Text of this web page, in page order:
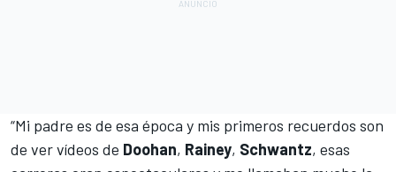
“Mi padre es de esa época y mis primeros recuerdos son
de ver vídeos de Doohan, Rainey, Schwantz, esas